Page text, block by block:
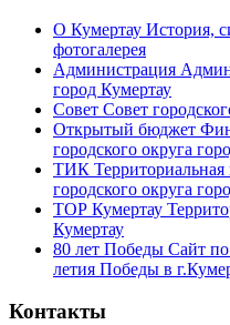
О Кумертау История,
фотогалерея
Администрация
город Кумертау
Совет Совет
Открытый бюджет
городского округа
ТИК
городского округа
ТОР Кумертау
Кумертау
80 лет Победы Сайт
летия Победы в
Контакты